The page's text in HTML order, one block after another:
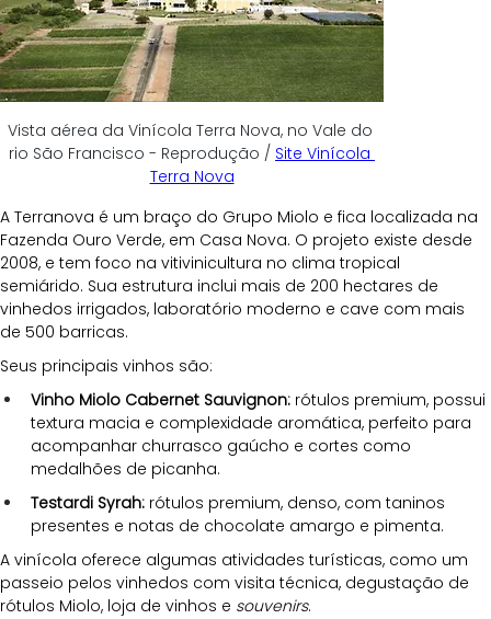
Vista aérea da Vinícola Terra Nova, no Vale do
rio São Francisco - Reprodução / Site Vinícola
Terra Nova
A Terranova é um braço do Grupo Miolo e fica localizada na
Fazenda Ouro Verde, em Casa Nova. O projeto existe desde
2008, e tem foco na vitivinicultura no clima tropical
semiárido. Sua estrutura inclui mais de 200 hectares de
vinhedos irrigados, laboratório moderno e cave com mais
de 500 barricas.
Seus principais vinhos são:
Vinho Miolo Cabernet Sauvignon: rótulos premium, possui
textura macia e complexidade aromática, perfeito para
acompanhar churrasco gaúcho e cortes como
medalhões de picanha.
Testardi Syrah: rótulos premium, denso, com taninos
presentes e notas de chocolate amargo e pimenta.
A vinícola oferece algumas atividades turísticas, como um
passeio pelos vinhedos com visita técnica, degustação de
rótulos Miolo, loja de vinhos e souvenirs.